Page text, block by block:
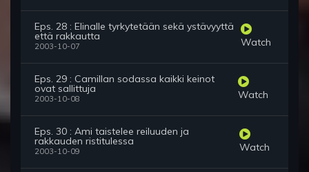
Eps. 28 : Elinalle tyrkytetään sekä ystävyyttä
että rakkautta
2003-10-07 Watch
Eps. 29 : Camillan sodassa kaikki keinot
ovat sallittuja
2003-10-08 Watch
Eps. 30 : Ami taistelee reiluuden ja
rakkauden ristitulessa
2003-10-09 Watch